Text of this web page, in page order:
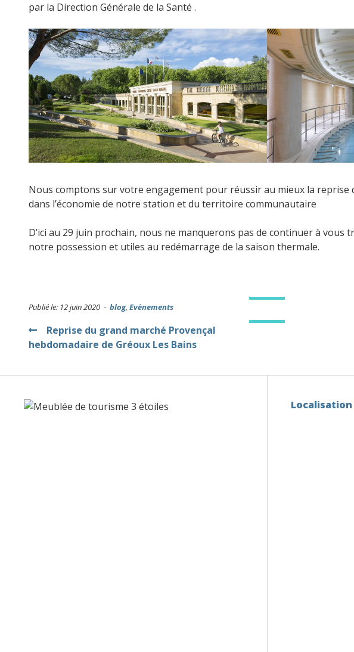
par la Direction Générale de la Santé .
Nous comptons sur votre engagement pour réussir au mieux la reprise
dans l’économie de notre station et du territoire communautaire
D’ici au 29 juin prochain, nous ne manquerons pas de continuer à
notre possession et utiles au redémarrage de la saison thermale.
Publié le: 12 juin 2020 - blog, Evènements
Navigation
de
l’article
Reprise du grand marché Provençal
hebdomadaire de Gréoux Les Bains